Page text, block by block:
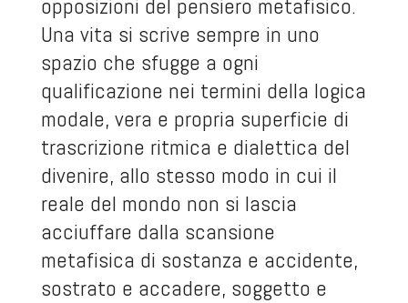
opposizioni del pensiero metafisico.
Una vita si scrive sempre in uno
spazio che sfugge a ogni
qualificazione nei termini della logica
modale, vera e propria superficie di
trascrizione ritmica e dialettica del
divenire, allo stesso modo in cui il
reale del mondo non si lascia
acciuffare dalla scansione
metafisica di sostanza e accidente,
sostrato e accadere, soggetto e